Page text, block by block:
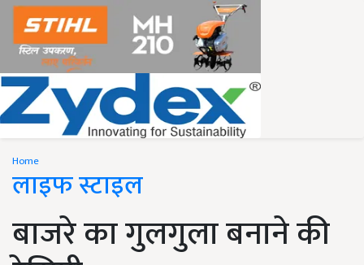
Home
लाइफ स्टाइल
बाजरे का गुलगुला बनाने की